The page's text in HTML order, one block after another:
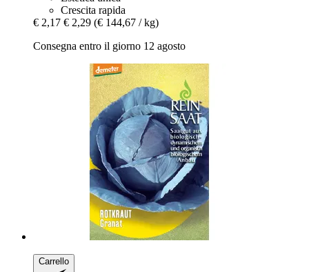
Crescita rapida
€ 2,17 € 2,29 (€ 144,67 / kg)
Consegna entro il giorno 12 agosto
Carrello